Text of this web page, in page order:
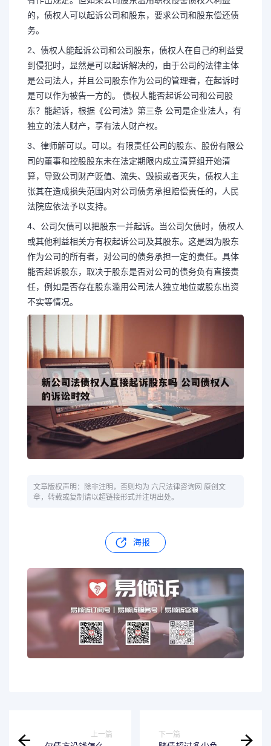
的，债权人可以起诉公司和股东，要求公司和股东偿还债
务。
2、债权人能起诉公司和公司股东，债权人在自己的利益受
到侵犯时，显然是可以起诉解决的，由于公司的法律主体
是公司法人，并且公司股东作为公司的管理者，在起诉时
是可以作为被告一方的。 债权人能否起诉公司和公司股
东？能起诉，根据《公司法》第三条 公司是企业法人，有
独立的法人财产，享有法人财产权。
3、律师解可以。可以。有限责任公司的股东、股份有限公
司的董事和控股股东未在法定期限内成立清算组开始清
算，导致公司财产贬值、流失、毁损或者灭失，债权人主
张其在造成损失范围内对公司债务承担赔偿责任的，人民
法院应依法予以支持。
4、公司欠债可以把股东一并起诉。当公司欠债时，债权人
或其他利益相关方有权起诉公司及其股东。这是因为股东
作为公司的所有者，对公司的债务承担一定的责任。具体
能否起诉股东，取决于股东是否对公司的债务负有直接责
任，例如是否存在股东滥用公司法人独立地位或股东出资
不实等情况。
文章版权声明：除非注明，否则均为 六尺法律咨询网 原创文
章，转载或复制请以超链接形式并注明出处。
海报
上一篇 下一篇